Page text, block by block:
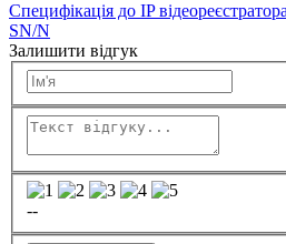
Специфікація до IP
SN/N
Залишити відгук
--